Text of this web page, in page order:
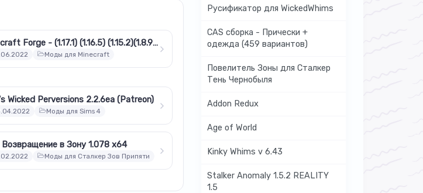
Minecraft Forge - (1.17.1) (1.16.5) (1.15.2)(1.8.9) (1.7.10)
Моды для Minecraft
Wicked Perversions 2.2.6ea (Patreon)
Моды для Sims 4
в Зону 1.078 x64
Моды для Сталкер Зов Припяти
Русификатор для WickedWhims
CAS сборка - Прически +
одежда (459 вариантов)
Повелитель Зоны для Сталкер
Тень Чернобыля
Addon Redux
Age of World
Kinky Whims v 6.43
Stalker Anomaly 1.5.2 REALITY
1.5